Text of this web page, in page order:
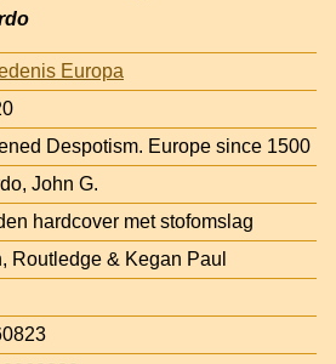
Europa
Despotism. Europe since 1500
John G.
hardcover met stofomslag
Routledge & Kegan Paul